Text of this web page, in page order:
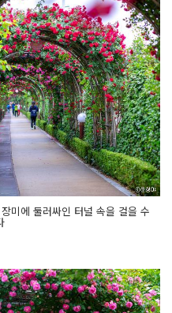
미에 둘러싸인 터널 속을 걸을 수